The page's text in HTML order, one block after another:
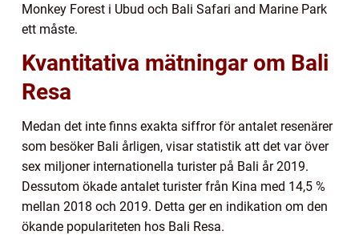
Monkey Forest i Ubud och Bali Safari and Marine Park
ett måste.
Kvantitativa mätningar om Bali
Resa
Medan det inte finns exakta siffror för antalet resenärer
som besöker Bali årligen, visar statistik att det var över
sex miljoner internationella turister på Bali år 2019.
Dessutom ökade antalet turister från Kina med 14,5 %
mellan 2018 och 2019. Detta ger en indikation om den
ökande populariteten hos Bali Resa.